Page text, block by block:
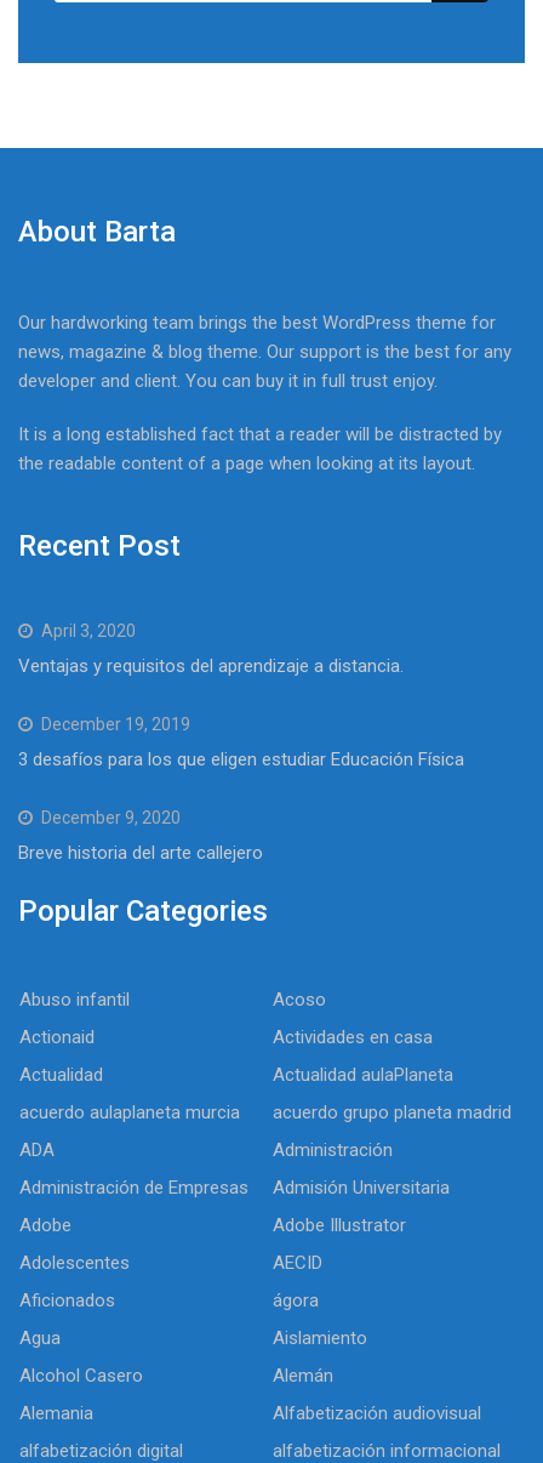
About Barta
Our hardworking team brings the best WordPress theme for
news, magazine & blog theme. Our support is the best for any
developer and client. You can buy it in full trust enjoy.
It is a long established fact that a reader will be distracted by
the readable content of a page when looking at its layout.
Recent Post
April 3, 2020
Ventajas y requisitos del aprendizaje a distancia.
December 19, 2019
3 desafíos para los que eligen estudiar Educación Física
December 9, 2020
Breve historia del arte callejero
Popular Categories
Abuso infantil
Acoso
Actionaid
Actividades en casa
Actualidad
Actualidad aulaPlaneta
acuerdo aulaplaneta murcia
acuerdo grupo planeta madrid
ADA
Administración
Administración de Empresas
Admisión Universitaria
Adobe
Adobe Illustrator
Adolescentes
AECID
Aficionados
ágora
Agua
Aislamiento
Alcohol Casero
Alemán
Alemania
Alfabetización audiovisual
alfabetización digital
alfabetización informacional